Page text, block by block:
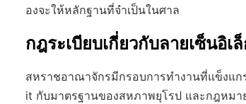
องจะให้หลักฐานที่จำเป็นในศาล
กฎระเบียบเกี่ยวกับลายเซ็นอิ
สหราชอาณาจักรมีกรอบการทำงานที่แข็งแก
it กับมาตรฐานของสหภาพยุโรป และกฎหม